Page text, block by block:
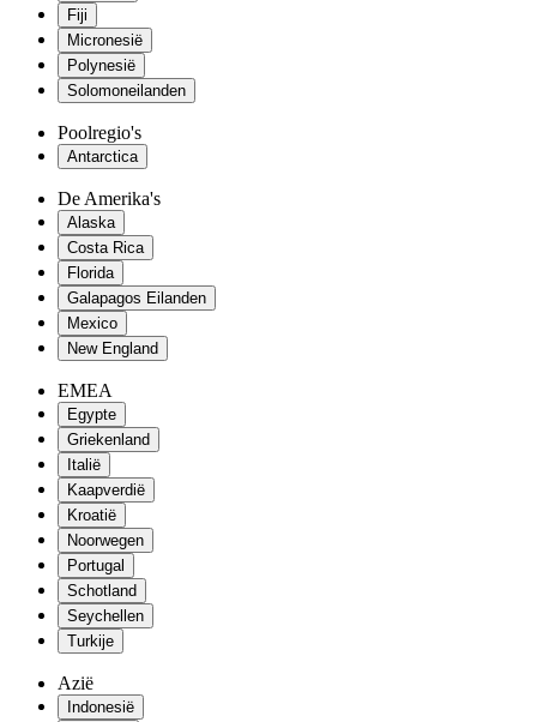
Fiji
Micronesië
Polynesië
Solomoneilanden
Poolregio's
Antarctica
De Amerika's
Alaska
Costa Rica
Florida
Galapagos Eilanden
Mexico
New England
EMEA
Egypte
Griekenland
Italië
Kaapverdië
Kroatië
Noorwegen
Portugal
Schotland
Seychellen
Turkije
Azië
Indonesië